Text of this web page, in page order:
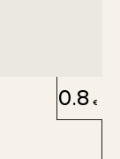
0.8